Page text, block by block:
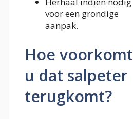
voor een grondige
aanpak.
Hoe voorkomt
u dat salpeter
terugkomt?